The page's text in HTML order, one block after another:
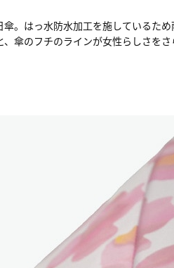
。はっ水防水加工を施しているた
傘のフチのラインが女性らしさを